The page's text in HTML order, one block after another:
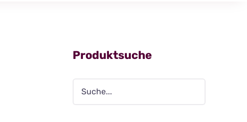
Produktsuche